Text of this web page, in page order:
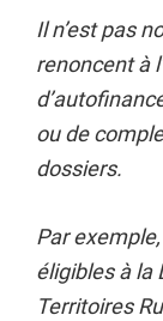
Il n’est pas
renoncent à
ou de
dossiers.
Par
éligibles à la
Territoires